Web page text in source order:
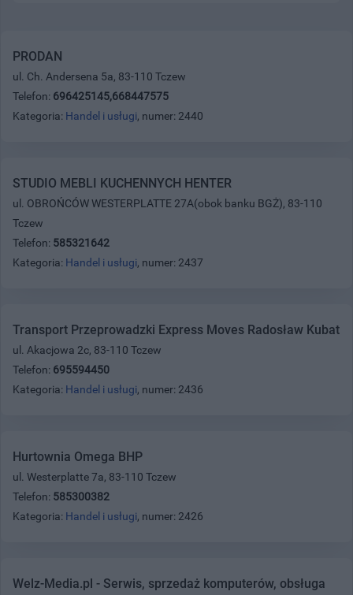
PRODAN
ul. Ch. Andersena 5a, 83-110 Tczew
Telefon: 696425145,668447575
Kategoria: Handel i usługi, numer: 2440
STUDIO MEBLI KUCHENNYCH HENTER
ul. OBROŃCÓW WESTERPLATTE 27A(obok banku BGŻ), 83-110
Tczew
Telefon: 585321642
Kategoria: Handel i usługi, numer: 2437
Transport Przeprowadzki Express Moves Radosław Kubat
ul. Akacjowa 2c, 83-110 Tczew
Telefon: 695594450
Kategoria: Handel i usługi, numer: 2436
Hurtownia Omega BHP
ul. Westerplatte 7a, 83-110 Tczew
Telefon: 585300382
Kategoria: Handel i usługi, numer: 2426
Welz-Media.pl - Serwis, sprzedaż komputerów, obsługa